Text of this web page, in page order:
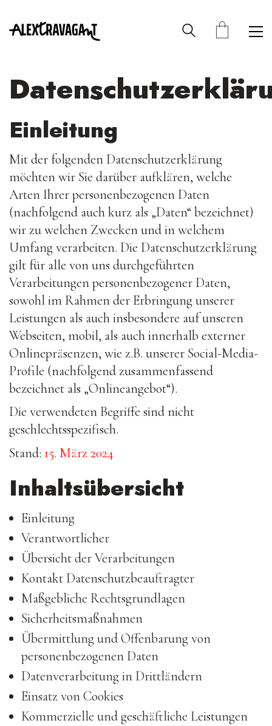
Einleitung
Mit der folgenden Datenschutzerklärung
möchten wir Sie darüber aufklären, welche
Arten Ihrer personenbezogenen Daten
(nachfolgend auch kurz als „Daten“ bezeichnet)
wir zu welchen Zwecken und in welchem
Umfang verarbeiten. Die Datenschutzerklärung
gilt für alle von uns durchgeführten
Verarbeitungen personenbezogener Daten,
sowohl im Rahmen der Erbringung unserer
Leistungen als auch insbesondere auf unseren
Webseiten, mobil, als auch innerhalb externer
Onlinepräsenzen, wie z.B. unserer Social-Media-
Profile (nachfolgend zusammenfassend
bezeichnet als „Onlineangebot“).
Die verwendeten Begriffe sind nicht
geschlechtsspezifisch.
Stand: 15. März 2024
Inhaltsübersicht
Einleitung
Verantwortlicher
Übersicht der Verarbeitungen
Kontakt Datenschutzbeauftragter
Maßgebliche Rechtsgrundlagen
Sicherheitsmaßnahmen
Übermittlung und Offenbarung von
personenbezogenen Daten
Datenverarbeitung in Drittländern
Einsatz von Cookies
Kommerzielle und geschäftliche Leistungen